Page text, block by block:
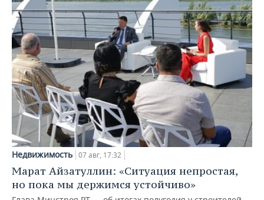
Недвижимость 07 авг, 17:32
Марат Айзатуллин: «Ситуация непростая,
но пока мы держимся устойчиво»